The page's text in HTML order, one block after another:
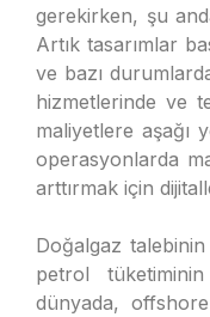
gerekirken, şu
Artık tasarımlar
ve bazı
hizmetlerinde ve
maliyetlere aşağı
operasyonlarda
arttırmak için
Doğalgaz
petrol
dünyada,